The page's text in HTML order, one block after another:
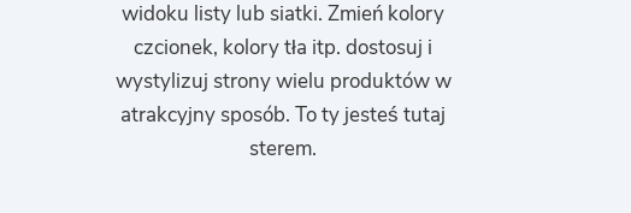
widoku listy lub siatki. Zmień kolory
czcionek, kolory tła itp. dostosuj i
wystylizuj strony wielu produktów w
atrakcyjny sposób. To ty jesteś tutaj
sterem.